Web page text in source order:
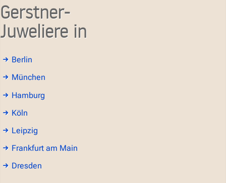
Gerstner-
Juweliere in
Berlin
München
Hamburg
Köln
Leipzig
Frankfurt am Main
Dresden